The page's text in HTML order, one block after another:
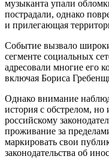
музыканта упали
пострадали, однако
и прилегающая
Событие вызвало
сегменте социальных
адресовали многие его
включая Бориса
Однако внимание
история с обстрелом,
российскому
проживание за
маркировать свои
законодательства об